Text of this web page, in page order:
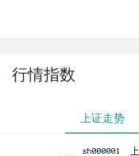
行情指数
上证走势